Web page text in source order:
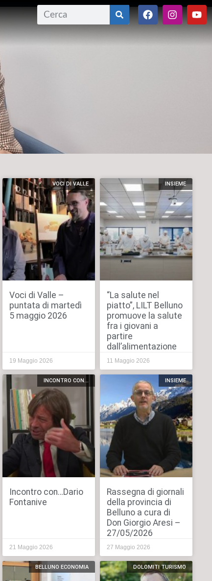
VOCI DI VALLE
Voci di Valle –
puntata di martedì
5 maggio 2026
19 Maggio 2026
INSIEME
“La salute nel
piatto”, LILT Belluno
promuove la salute
fra i giovani a
partire
dall’alimentazione
11 Maggio 2026
INCONTRO CON...
Incontro con…Dario
Fontanive
21 Maggio 2026
INSIEME
Rassegna di giornali
della provincia di
Belluno a cura di
Don Giorgio Aresi –
27/05/2026
27 Maggio 2026
BELLUNO ECONOMIA DOLOMITI TURISMO